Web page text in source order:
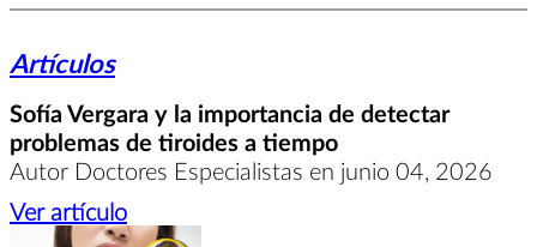
Artículos
Sofía Vergara y la importancia de detectar
problemas de tiroides a tiempo
Autor Doctores Especialistas en junio 04, 2026
Ver artículo